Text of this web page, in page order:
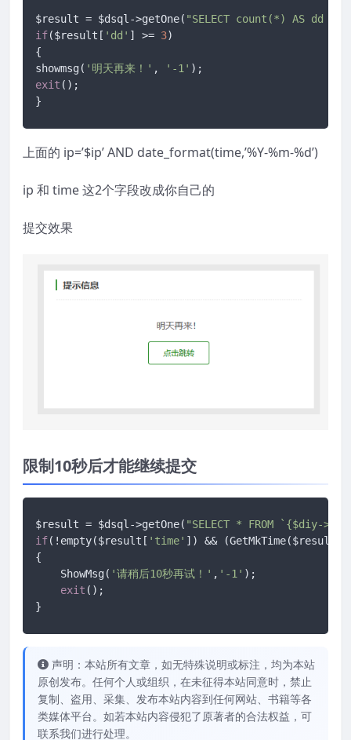
$result = $dsql->getOne( "SELECT count(*) AS dd
if($result[ 'dd' ] >= 3)
{
showmsg( '明天再来！' , '-1'
exit ();
}
上面的 ip=’$ip’ AND date_format(time,’%Y-%m-%d’)
ip 和 time 这2个字段改成你自己的
提交效果
限制10秒后才能继续提交
$result = $dsql->getOne( "SELECT * FROM `{$diy-
if(!empty($result[ 'time' ]) && (GetMkTime($result[
{
    ShowMsg(
'请稍后10秒再试！' , '-1' );
exit ();
}
声明：本站所有文章，如无特殊说明或标注，均为本站
原创发布。任何个人或组织，在未征得本站同意时，禁止
复制、盗用、采集、发布本站内容到任何网站、书籍等各
类媒体平台。如若本站内容侵犯了原著者的合法权益，可
联系我们进行处理。